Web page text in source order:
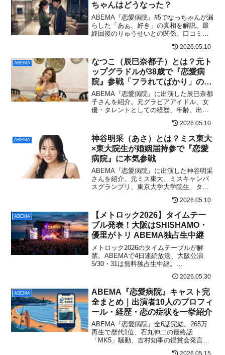
ちゃんはどうなった？
ABEMA『恋愛病院』#5でなっちゃんが漏
らした「あぁ、好き」の真相を解説。最
終回後のりゅうせいとの関係、口コミ、
2026.05.10
ABEMA
なつこ（辰巳奈都子）とは？元ト
ップグラドルが38歳で『恋愛病
院』参戦「フラれてばかり」の素
顔に迫る
ABEMA『恋愛病院』に出演した辰巳奈都
子さんを紹介。元グラビアアイドル、女
優・タレントとしての経歴、年齢、出演
作、番組で話題になった恋愛観や現在の
活動をわかりやすくまとめます。2026.05.10
ABEMA
神谷明采（あさ）とは？ミス東大
×東大院生が婚姻届持参で『恋愛
病院』に本気参戦
ABEMA『恋愛病院』に出演した神谷明采
さんを紹介。元ミス東大、ミスキャンパ
スグランプリ、東京大学大学院生、タレ
理由をわかりやすくまとめます。2026.05.10
ABEMA
【メトロック2026】タイムテー
ブル発表！大阪はSHISHAMO・
優里がトリ ABEMA独占生中継
メトロック2026のタイムテーブルが解
禁。ABEMAで4日連続放送、大阪公演
5/30・31は無料独占生中継。
T.M.Revolutionの出演時刻を一覧で紹介。
2026.05.30
ABEMA
ABEMA『恋愛病院』キャスト完
全まとめ｜出演者10人のプロフィ
ール・経歴・恋の症状を一挙紹介
ABEMA『恋愛病院』全6話完結。265万
再生で歴代1位、石丸伸二の最終話
「MK5」騒動、吉村知事の鑑賞会発言炎
上、不完全燃焼エンディングまで——出
2026.05.15